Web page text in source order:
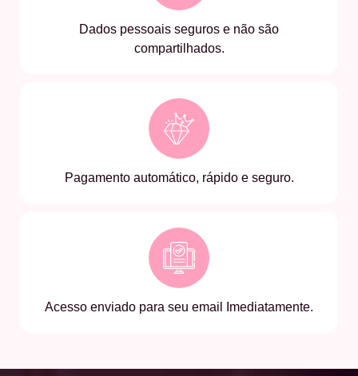
Dados pessoais seguros e não são
compartilhados.
Pagamento automático, rápido e seguro.
Acesso enviado para seu email Imediatamente.